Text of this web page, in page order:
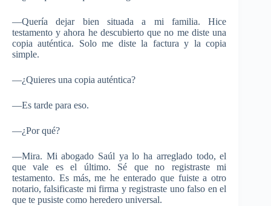
―Quería dejar bien situada a mi familia. Hice
testamento y ahora he descubierto que no me diste una
copia auténtica. Solo me diste la factura y la copia
simple.
―¿Quieres una copia auténtica?
―Es tarde para eso.
―¿Por qué?
―Mira. Mi abogado Saúl ya lo ha arreglado todo, el
que vale es el último. Sé que no registraste mi
testamento. Es más, me he enterado que fuiste a otro
notario, falsificaste mi firma y registraste uno falso en el
que te pusiste como heredero universal.